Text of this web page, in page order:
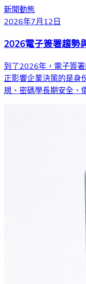
新聞動態
2026年7月12日
2026電子簽署趨勢
到了2026年，電子簽
正影響企業決策的是身
規、密碼學長期安全、